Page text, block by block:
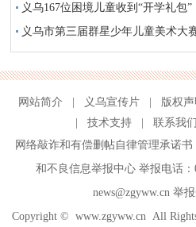
义乌167位困境儿童收到“开学礼包”
义乌市第三届群星少年儿童美术大
网站简介 义乌宣传片 版权声
技术支持 联系我们
网络敲诈和有偿删帖自律管理承诺书
和不良信息举报中心举报电话：
news@zgyww.cn举
Copyright © www.zgyww.cnAll